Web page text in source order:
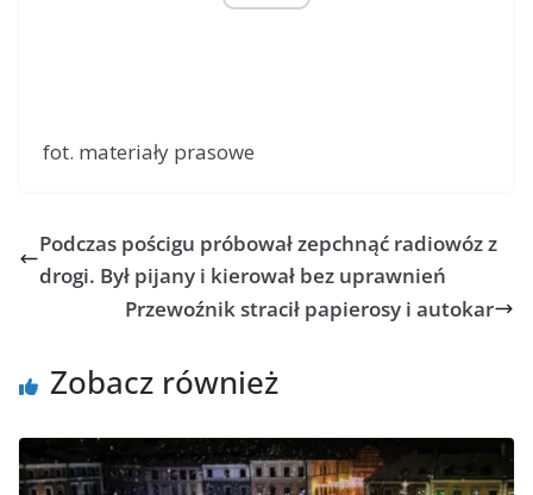
fot. materiały prasowe
Podczas pościgu próbował zepchnąć radiowóz z
drogi. Był pijany i kierował bez uprawnień
Przewoźnik stracił papierosy i autokar
Zobacz również